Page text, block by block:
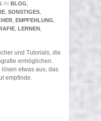
IN BLOG
SONSTIGES
EMPFEHLUNG
LERNEN
und Tutorials, die
ermöglichen.
etwas aus, das
empfinde.